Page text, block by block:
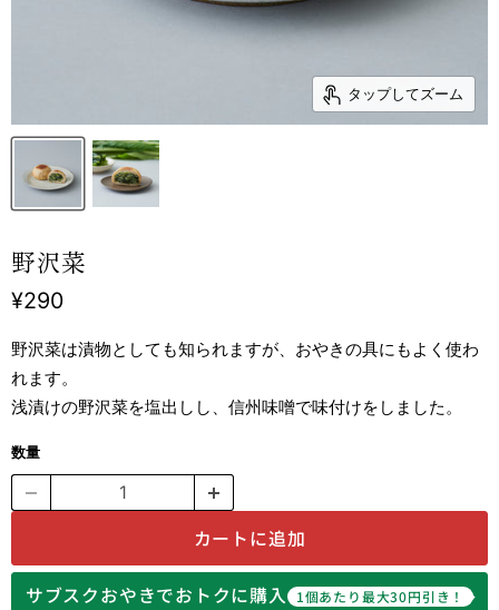
タップしてズーム
野沢菜
現在の価格
¥290
野沢菜は漬物としても知られますが、おやきの具にもよく使わ
れます。
浅漬けの野沢菜を塩出しし、信州味噌で味付けをしました。
数量
カートに追加
サブスクおやきでおトクに購入 1個あたり最大30円引き！